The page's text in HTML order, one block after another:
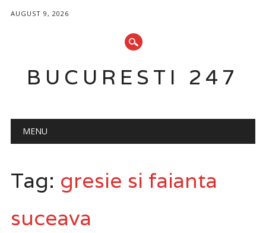
AUGUST 9, 2026
BUCURESTI 247
Main menu
MENU
Tag: gresie si faianta
suceava